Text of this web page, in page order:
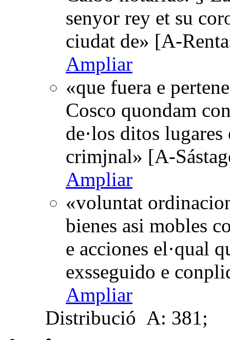
senyor rey et su
ciudat de» [A-
Ampliar
«que fuera e
Cosco quondam
de·los ditos
crimjnal» [A-
Ampliar
«voluntat
bienes asi mobles
e acciones el·qual
exsseguido e
Ampliar
Distribució A: 381;